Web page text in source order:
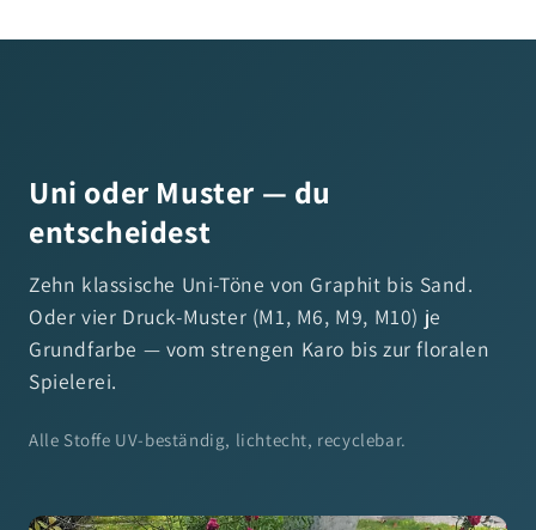
Uni oder Muster — du
entscheidest
Zehn klassische Uni-Töne von Graphit bis Sand.
Oder vier Druck-Muster (M1, M6, M9, M10) je
Grundfarbe — vom strengen Karo bis zur floralen
Spielerei.
Alle Stoffe UV-beständig, lichtecht, recyclebar.